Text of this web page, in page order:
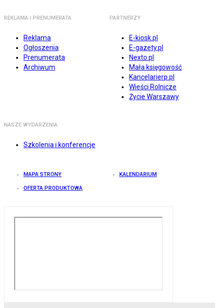
REKLAMA I PRENUMERATA
Reklama
Ogłoszenia
Prenumerata
Archiwum
PARTNERZY
E-kiosk.pl
E-gazety.pl
Nexto.pl
Mała księgowość
Kancelarierp.pl
Wieści Rolnicze
Życie Warszawy
NASZE WYDARZENIA
Szkolenia i konferencje
MAPA STRONY KALENDARIUM
OFERTA PRODUKTOWA